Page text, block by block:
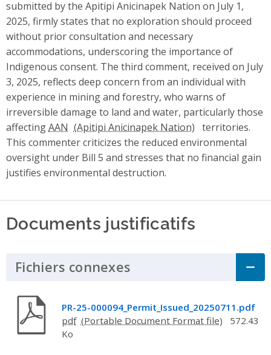
submitted by the Apitipi Anicinapek Nation on July 1,
2025, firmly states that no exploration should proceed
without prior consultation and necessary
accommodations, underscoring the importance of
Indigenous consent. The third comment, received on July
3, 2025, reflects deep concern from an individual with
experience in mining and forestry, who warns of
irreversible damage to land and water, particularly those
affectingAAN
territories.
This commenter criticizes the reduced environmental
oversight under Bill 5 and stresses that no financial gain
justifies environmental destruction.
Documents justificatifs
Fichiers connexes Click to Expand
PR-25-000094_Permit_Issued_20250711.pdf
pdf
572.43
Ko